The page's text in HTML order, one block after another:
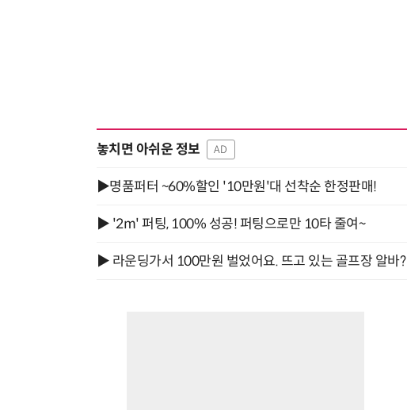
놓치면 아쉬운 정보 AD
▶명품퍼터 ~60%할인 '10만원'대 선착순 한정판매!
▶ '2m' 퍼팅, 100% 성공! 퍼팅으로만 10타 줄여~
▶ 라운딩가서 100만원 벌었어요. 뜨고 있는 골프장 알바?